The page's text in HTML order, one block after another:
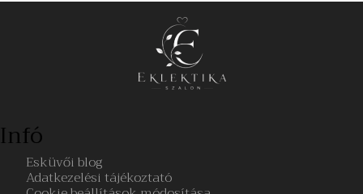
Infó
Esküvői blog
Adatkezelési tájékoztató